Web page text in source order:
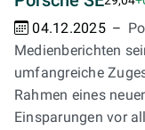
04.12.2025
Medienberichten
umfangreiche
Rahmen eines
Einsparungen vor